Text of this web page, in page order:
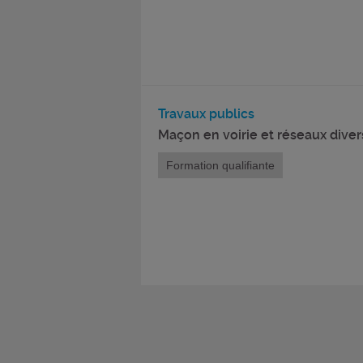
Travaux publics
Maçon en voirie et réseaux
Formation qualifiante